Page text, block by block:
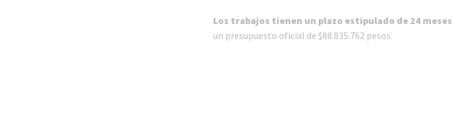
Los trabajos tienen un plazo estipulado de 24 meses
un presupuesto oficial de $88.835.762 pesos.